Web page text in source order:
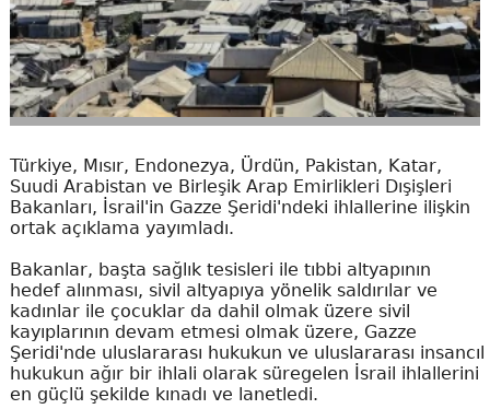
Türkiye, Mısır, Endonezya, Ürdün, Pakistan, Katar,
Suudi Arabistan ve Birleşik Arap Emirlikleri Dışişleri
Bakanları, İsrail'in Gazze Şeridi'ndeki ihlallerine ilişkin
ortak açıklama yayımladı.
Bakanlar, başta sağlık tesisleri ile tıbbi altyapının
hedef alınması, sivil altyapıya yönelik saldırılar ve
kadınlar ile çocuklar da dahil olmak üzere sivil
kayıplarının devam etmesi olmak üzere, Gazze
Şeridi'nde uluslararası hukukun ve uluslararası insancıl
hukukun ağır bir ihlali olarak süregelen İsrail ihlallerini
en güçlü şekilde kınadı ve lanetledi.